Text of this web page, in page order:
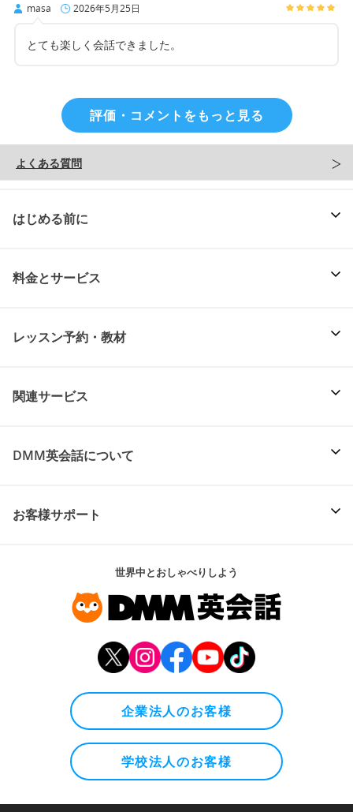
masa 2026年5月25日
とても楽しく会話できました。
評価・コメントをもっと見る
よくある質問
はじめる前に
料金とサービス
レッスン予約・教材
関連サービス
DMM英会話について
お客様サポート
世界中とおしゃべりしよう
企業法人のお客様
学校法人のお客様